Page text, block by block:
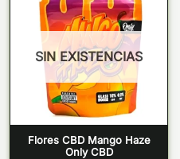
SIN EXISTENCIAS
Flores CBD Mango Haze
Only CBD